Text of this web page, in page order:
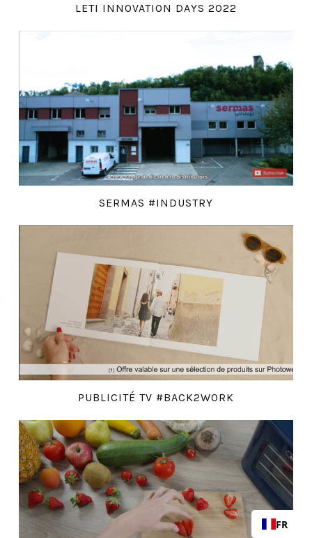
LETI INNOVATION DAYS 2022
SERMAS #INDUSTRY
PUBLICITÉ TV #BACK2WORK
FR